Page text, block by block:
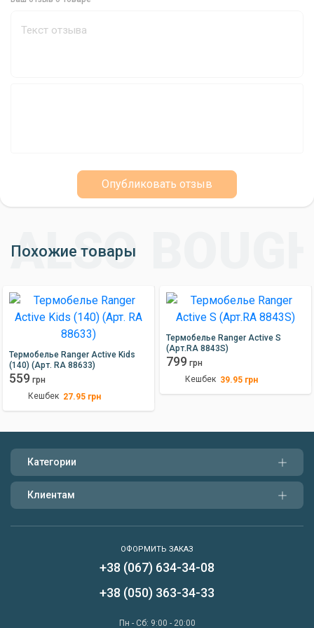
Опубликовать отзыв
Похожие товары
Термобелье Ranger Active Kids
(140) (Арт. RA 88633)
559 грн
Кешбек 27.95 грн
Термобелье Ranger Active S
(Арт.RA 8843S)
799 грн
Кешбек 39.95 грн
Категории
Клиентам
ОФОРМИТЬ ЗАКАЗ
+38 (067) 634-34-08
+38 (050) 363-34-33
Пн - Сб: 9:00 - 20:00